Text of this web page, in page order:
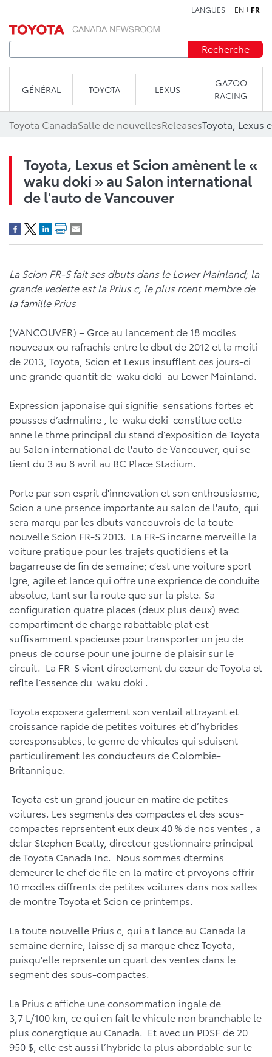
LANGUES EN FR
Recherche
GÉNÉRAL TOYOTA LEXUS
GAZOO
RACING
Toyota CanadaSalle de nouvellesReleases
Toyota, Lexus et Scion amènent le «
waku doki » au Salon international
de l'auto de Vancouver
La Scion FR-S fait ses dbuts dans le Lower Mainland; la
grande vedette est la Prius c, le plus rcent membre de
la famille Prius
(VANCOUVER) – Grce au lancement de 18 modles
nouveaux ou rafrachis entre le dbut de 2012 et la moiti
de 2013, Toyota, Scion et Lexus insufflent ces jours-ci
une grande quantit de waku doki au Lower Mainland.
Expression japonaise qui signifie sensations fortes et
pousses d’adrnaline , le waku doki constitue cette
anne le thme principal du stand d’exposition de Toyota
au Salon international de l'auto de Vancouver, qui se
tient du 3 au 8 avril au BC Place Stadium.
Porte par son esprit d'innovation et son enthousiasme,
Scion a une prsence importante au salon de l'auto, qui
sera marqu par les dbuts vancouvrois de la toute
nouvelle Scion FR-S 2013. La FR-S incarne merveille la
voiture pratique pour les trajets quotidiens et la
bagarreuse de fin de semaine; c’est une voiture sport
lgre, agile et lance qui offre une exprience de conduite
absolue, tant sur la route que sur la piste. Sa
configuration quatre places (deux plus deux) avec
compartiment de charge rabattable plat est
suffisamment spacieuse pour transporter un jeu de
pneus de course pour une journe de plaisir sur le
circuit. La FR-S vient directement du cœur de Toyota et
reflte l’essence du waku doki .
Toyota exposera galement son ventail attrayant et
croissance rapide de petites voitures et d’hybrides
coresponsables, le genre de vhicules qui sduisent
particulirement les conducteurs de Colombie-
Britannique.
Toyota est un grand joueur en matire de petites
voitures. Les segments des compactes et des sous-
compactes reprsentent eux deux 40 % de nos ventes , a
dclar Stephen Beatty, directeur gestionnaire principal
de Toyota Canada Inc. Nous sommes dtermins
demeurer le chef de file en la matire et prvoyons offrir
10 modles diffrents de petites voitures dans nos salles
de montre Toyota et Scion ce printemps.
La toute nouvelle Prius c, qui a t lance au Canada la
semaine dernire, laisse dj sa marque chez Toyota,
puisqu’elle reprsente un quart des ventes dans le
segment des sous-compactes.
La Prius c affiche une consommation ingale de
3,7 L/100 km, ce qui en fait le vhicule non branchable le
plus conergtique au Canada. Et avec un PDSF de 20
950 $, elle est aussi l’hybride la plus abordable sur le